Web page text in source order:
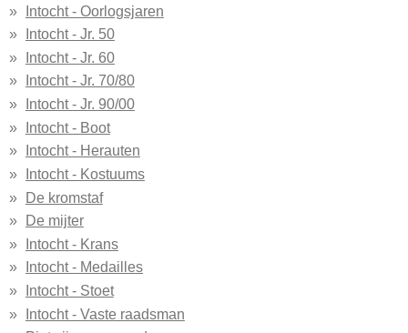
Intocht - Oorlogsjaren
Intocht - Jr. 50
Intocht - Jr. 60
Intocht - Jr. 70/80
Intocht - Jr. 90/00
Intocht - Boot
Intocht - Herauten
Intocht - Kostuums
De kromstaf
De mijter
Intocht - Krans
Intocht - Medailles
Intocht - Stoet
Intocht - Vaste raadsman